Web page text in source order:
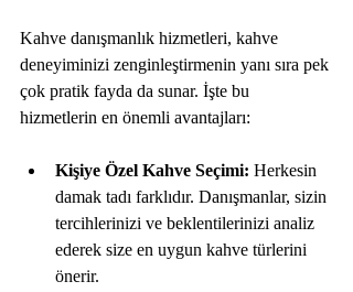
Kahve danışmanlık hizmetleri, kahve
deneyiminizi zenginleştirmenin yanı sıra pek
çok pratik fayda da sunar. İşte bu
hizmetlerin en önemli avantajları:
Kişiye Özel Kahve Seçimi: Herkesin
damak tadı farklıdır. Danışmanlar, sizin
tercihlerinizi ve beklentilerinizi analiz
ederek size en uygun kahve türlerini
önerir.